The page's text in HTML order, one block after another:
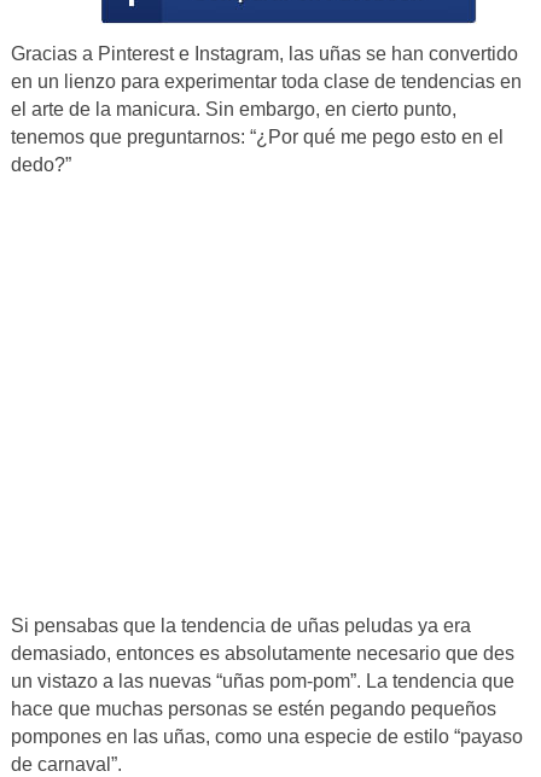
Gracias a Pinterest e Instagram, las uñas se han convertido
en un lienzo para experimentar toda clase de tendencias en
el arte de la manicura. Sin embargo, en cierto punto,
tenemos que preguntarnos: “¿Por qué me pego esto en el
dedo?”
Si pensabas que la tendencia de uñas peludas ya era
demasiado, entonces es absolutamente necesario que des
un vistazo a las nuevas “uñas pom-pom”. La tendencia que
hace que muchas personas se estén pegando pequeños
pompones en las uñas, como una especie de estilo “payaso
de carnaval”.